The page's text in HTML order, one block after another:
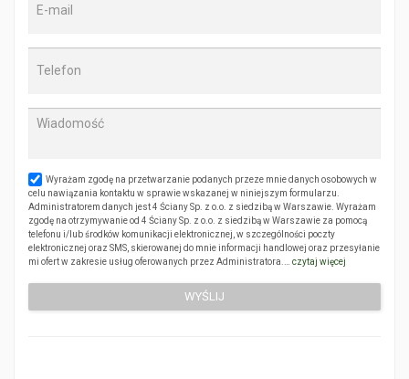
Wyrażam zgodę na przetwarzanie podanych przeze mnie danych osobowych w
celu nawiązania kontaktu w sprawie wskazanej w niniejszym formularzu.
Administratorem danych jest 4 Ściany Sp. z o.o. z siedzibą w Warszawie. Wyrażam
zgodę na otrzymywanie od 4 Ściany Sp. z o.o. z siedzibą w Warszawie za pomocą
telefonu i/lub środków komunikacji elektronicznej, w szczególności poczty
elektronicznej oraz SMS, skierowanej do mnie informacji handlowej oraz przesyłanie
mi ofert w zakresie usług oferowanych przez Administratora.… czytaj więcej